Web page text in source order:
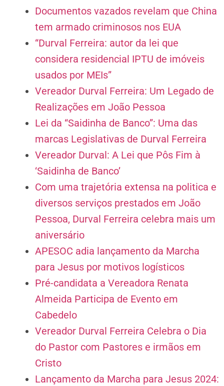
Documentos vazados revelam que China
tem armado criminosos nos EUA
“Durval Ferreira: autor da lei que
considera residencial IPTU de imóveis
usados por MEIs”
Vereador Durval Ferreira: Um Legado de
Realizações em João Pessoa
Lei da “Saidinha de Banco”: Uma das
marcas Legislativas de Durval Ferreira
Vereador Durval: A Lei que Pôs Fim à
‘Saidinha de Banco’
Com uma trajetória extensa na politica e
diversos serviços prestados em João
Pessoa, Durval Ferreira celebra mais um
aniversário
APESOC adia lançamento da Marcha
para Jesus por motivos logísticos
Pré-candidata a Vereadora Renata
Almeida Participa de Evento em
Cabedelo
Vereador Durval Ferreira Celebra o Dia
do Pastor com Pastores e irmãos em
Cristo
Lançamento da Marcha para Jesus 2024: